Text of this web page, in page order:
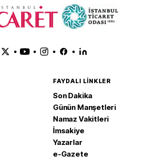
• • • •
FAYDALI LINKLER
Son Dakika
Günün Manşetleri
Namaz Vakitleri
İmsakiye
Yazarlar
e-Gazete